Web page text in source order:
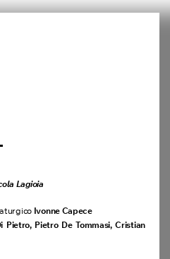
Lagioia
Ivonne Capece
Pietro, Pietro De Tommasi, Cristian